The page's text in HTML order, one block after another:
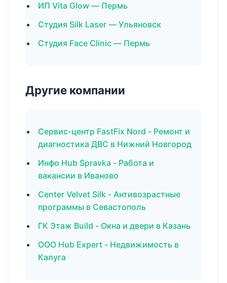
ИП Vita Glow — Пермь
Студия Silk Laser — Ульяновск
Студия Face Clinic — Пермь
Другие компании
Сервис-центр FastFix Nord - Ремонт и
диагностика ДВС в Нижний Новгород
Инфо Hub Spravka - Работа и
вакансии в Иваново
Center Velvet Silk - Антивозрастные
программы в Севастополь
ГК Этаж Build - Окна и двери в Казань
ООО Hub Expert - Недвижимость в
Калуга